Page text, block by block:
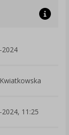
2024
11:25